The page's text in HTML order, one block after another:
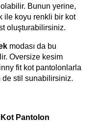
Bunun yerine,
ile koyu renkli bir kot
oluşturabilirsiniz.
modası da bu
Oversize kesim
fit kot pantolonlarla
de stil sunabilirsiniz.
Pantolon